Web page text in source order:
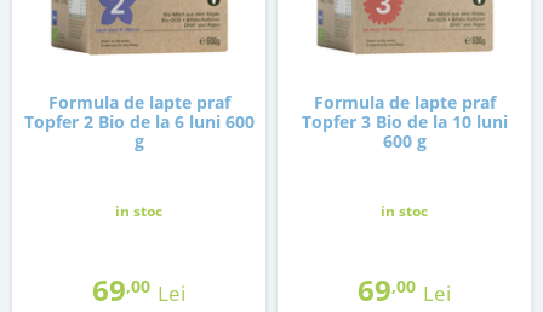
Formula de lapte praf
Topfer 2 Bio de la 6 luni 600
g
in stoc
69,00 Lei
Formula de lapte praf
Topfer 3 Bio de la 10 luni
600 g
in stoc
69,00 Lei